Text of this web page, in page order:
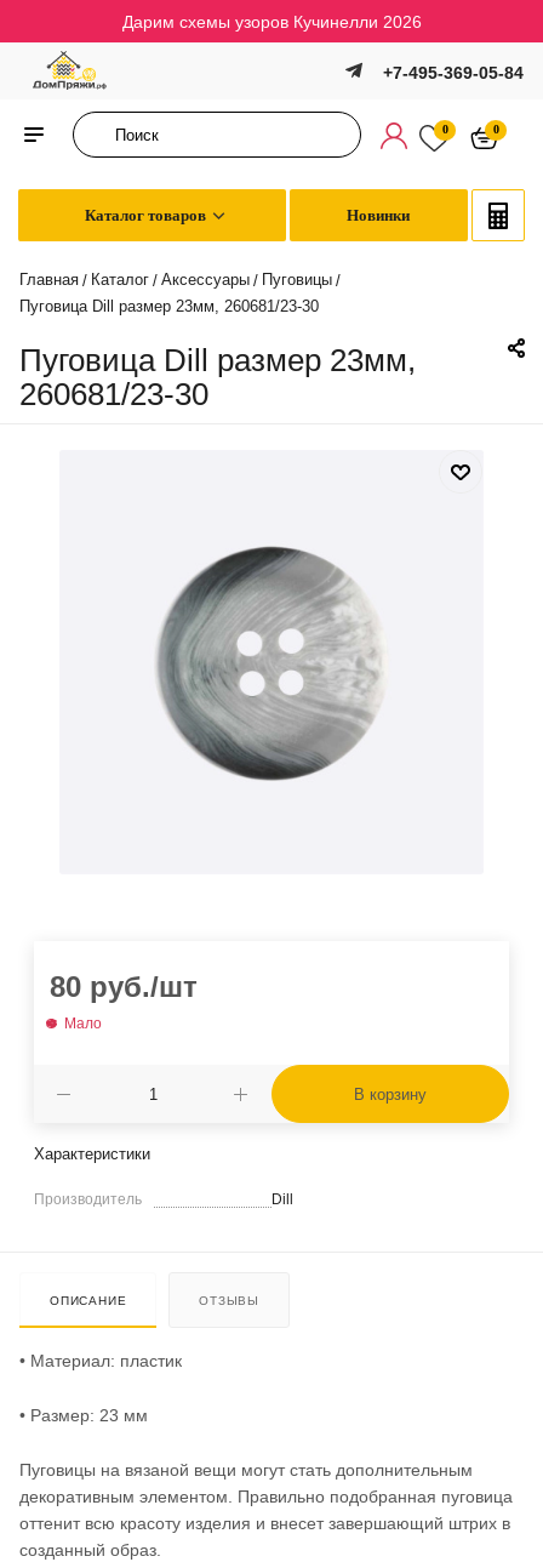
Дарим схемы узоров Кучинелли 2026
+7-495-369-05-84
0 0
Каталог товаров Новинки
Главная / Каталог / Аксессуары / Пуговицы /
Пуговица Dill размер 23мм, 260681/23-30
Пуговица Dill размер 23мм,
260681/23-30
80 руб./шт
Мало
В корзину
Характеристики
Производитель Dill
ОПИСАНИЕ ОТЗЫВЫ
• Материал: пластик
• Размер: 23 мм
Пуговицы на вязаной вещи могут стать дополнительным
декоративным элементом. Правильно подобранная пуговица
оттенит всю красоту изделия и внесет завершающий штрих в
созданный образ.